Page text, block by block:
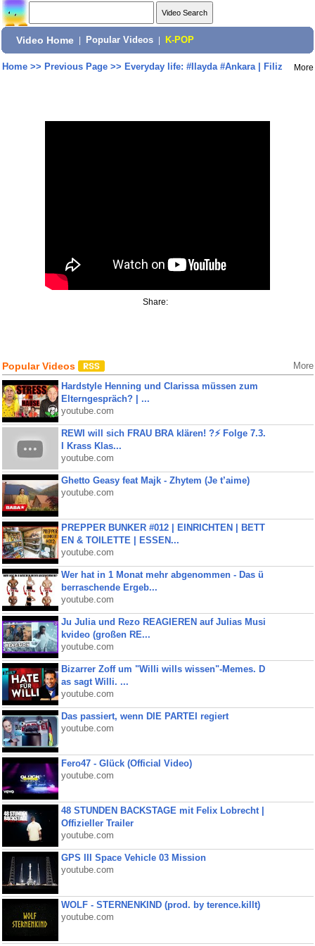
Video Home Popular Videos K-POP
Home>> Previous Page>> Everyday life: #Ilayda #Ankara | Filiz More
Share:
Popular Videos More
Hardstyle Henning und Clarissa müssen zum
Elterngespräch? | ...
youtube.com
REWI will sich FRAU BRA klären! ?⚡️ Folge 7.3.
I Krass Klas...
youtube.com
Ghetto Geasy feat Majk - Zhytem (Je t’aime)
youtube.com
PREPPER BUNKER #012 | EINRICHTEN | BETT
EN & TOILETTE | ESSEN...
youtube.com
Wer hat in 1 Monat mehr abgenommen - Das ü
berraschende Ergeb...
youtube.com
Ju Julia und Rezo REAGIEREN auf Julias Musi
kvideo (großen RE...
youtube.com
Bizarrer Zoff um "Willi wills wissen"-Memes. D
as sagt Willi. ...
youtube.com
Das passiert, wenn DIE PARTEI regiert
youtube.com
Fero47 - Glück (Official Video)
youtube.com
48 STUNDEN BACKSTAGE mit Felix Lobrecht |
Offizieller Trailer
youtube.com
GPS III Space Vehicle 03 Mission
youtube.com
WOLF - STERNENKIND (prod. by terence.killt)
youtube.com